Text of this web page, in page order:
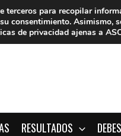
RESULTADOS
terceros para recopilar
consentimiento. Asimismo,
de privacidad ajenas a